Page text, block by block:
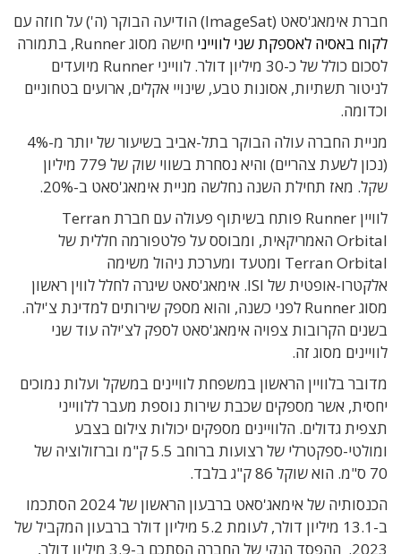
חברת אימאג'סאט (ImageSat) הודיעה הבוקר (ה') על חוזה עם
לקוח באסיה לאספקת שני לווייני
חישה מסוג Runner, בתמורה
לסכום כולל של כ-30 מיליון דולר. לווייני Runner מיועדים
לניטור תשתיות, אסונות טבע, שינויי אקלים, ארועים בטחוניים
וכדומה.
מניית החברה עולה הבוקר בתל-אביב בשיעור של יותר מ-4%
(נכון לשעת צהריים) והיא נסחרת בשווי שוק של 779 מיליון
שקל. מאז תחילת השנה נחלשה מניית אימאג'סאט ב-20%.
לוויין Runner פותח בשיתוף פעולה עם חברת Terran
Orbital האמריקאית, ומבוסס על פלטפורמה חללית של
Terran Orbital ומטעד ומערכת ניהול משימה
אלקטרו-אופטית של ISI. אימאג'סאט שיגרה לחלל לווין ראשון
מסוג Runner לפני כשנה, והוא מספק שירותים למדינת צ'ילה.
בשנים הקרובות צפויה אימאג'סאט לספק לצ'ילה עוד שני
לוויינים מסוג זה.
מדובר בלוויין הראשון במשפחת לוויינים במשקל ועלות נמוכים
יחסית, אשר מספקים שכבת שירות נוספת מעבר ללווייני
תצפית גדולים. הלוויינים מספקים יכולות צילום בצבע
ומולטי-ספקטרלי של רצועות ברוחב 5.5 ק"מ וברזולוציה של
70 ס"מ. הוא שוקל 86 ק"ג בלבד.
הכנסותיה של אימאג'סאט ברבעון הראשון של 2024 הסתכמו
ב-13.1 מיליון דולר, לעומת 5.2 מיליון דולר ברבעון המקביל של
2023. ההפסד הנקי של החברה הסתכם ב-3.9 מיליון דולר,